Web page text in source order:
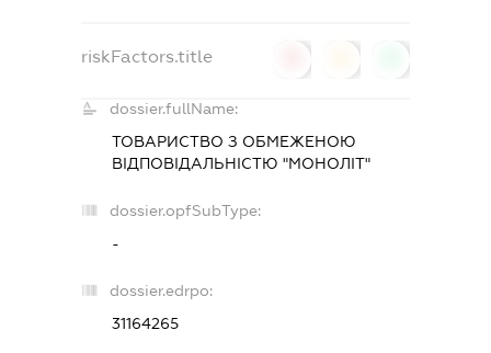
riskFactors.title
dossier.fullName:
ТОВАРИСТВО З ОБМЕЖЕНОЮ
ВІДПОВІДАЛЬНІСТЮ "МОНОЛІТ"
dossier.opfSubType:
-
dossier.edrpo:
31164265